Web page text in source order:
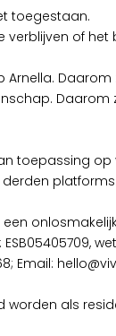
toegestaan.
of
toepassing
Email:
als